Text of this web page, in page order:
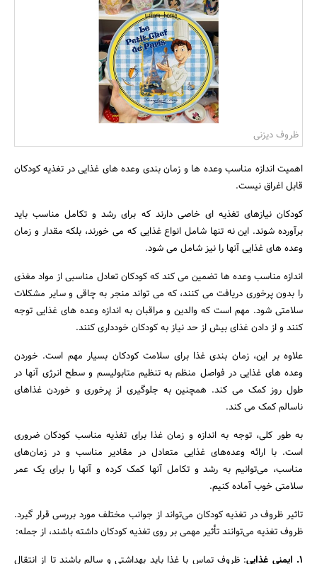
ظروف دیزنی
اهمیت اندازه مناسب وعده ها و زمان بندی وعده های غذایی در تغذیه کودکان
قابل اغراق نیست.
کودکان نیازهای تغذیه ای خاصی دارند که برای رشد و تکامل مناسب باید
برآورده شوند. این نه تنها شامل انواع غذایی که می خورند، بلکه مقدار و زمان
وعده های غذایی آنها را نیز شامل می شود.
اندازه مناسب وعده ها تضمین می کند که کودکان تعادل مناسبی از مواد مغذی
را بدون پرخوری دریافت می کنند، که می تواند منجر به چاقی و سایر مشکلات
سلامتی شود. مهم است که والدین و مراقبان به اندازه وعده های غذایی توجه
کنند و از دادن غذای بیش از حد نیاز به کودکان خودداری کنند.
علاوه بر این، زمان بندی غذا برای سلامت کودکان بسیار مهم است. خوردن
وعده های غذایی در فواصل منظم به تنظیم متابولیسم و ​​سطح انرژی آنها در
طول روز کمک می کند. همچنین به جلوگیری از پرخوری و خوردن غذاهای
ناسالم کمک می کند.
به طور کلی، توجه به اندازه و زمان غذا برای تغذیه مناسب کودکان ضروری
است. با ارائه وعده‌های غذایی متعادل در مقادیر مناسب و در زمان‌های
مناسب، می‌توانیم به رشد و تکامل آنها کمک کرده و آنها را برای یک عمر
سلامتی خوب آماده کنیم.
تاثیر ظروف در تغذیه کودکان می‌تواند از جوانب مختلف مورد بررسی قرار گیرد.
ظروف تغذیه می‌توانند تأثیر مهمی بر روی تغذیه کودکان داشته باشند، از جمله:
1. ایمنی غذایی
: ظروف تماس با غذا باید بهداشتی و سالم باشند تا از انتقال